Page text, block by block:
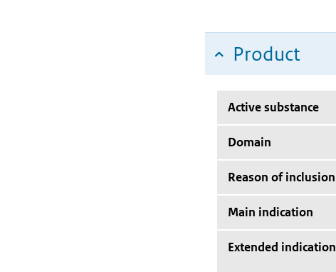
Product
Active substance
Domain
Reason of inclusion
Main indication
Extended indication